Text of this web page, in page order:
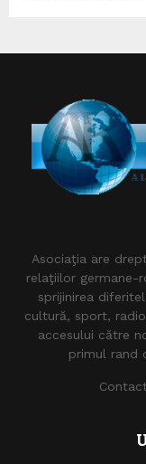
Asociaţia are
relaţiilor germane-
sprijinirea
cultură, sport,
accesului către
primul rand